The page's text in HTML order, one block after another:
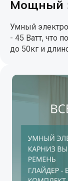
Мощный
Умный
- 45 Ватт, что
до 50кг и